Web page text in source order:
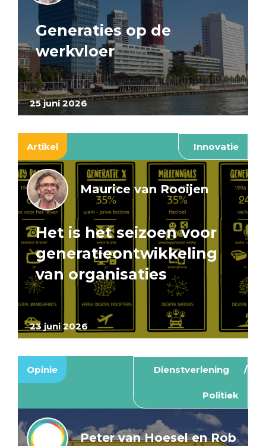
25 juni 2026
Generaties op de
werkvloer
Artikel Innovatie
23 juni 2026
Maurice van Rooijen
Het is het seizoen voor
generatieontwikkeling
van organisaties
Opinie Dienstverlening
Politiek
Peter van Hoesel en Rob